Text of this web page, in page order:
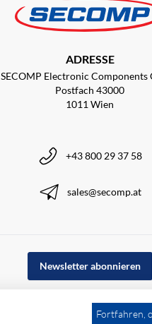
ADRESSE
SECOMP Electronic Components
Postfach 43000
1011 Wien
+43 800 29 37 58
sales@secomp.at
Newsletter abonnieren
Fortfahren,